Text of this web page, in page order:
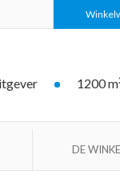
1200 m
DE